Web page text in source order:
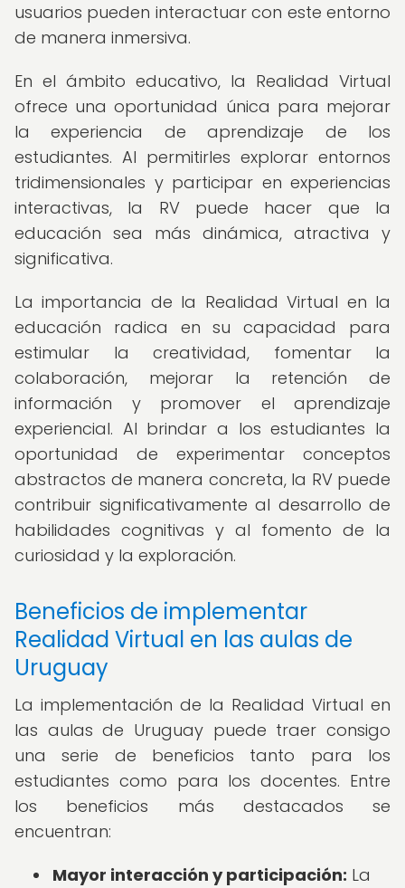
usuarios pueden interactuar con este entorno
de manera inmersiva.
En el ámbito educativo, la Realidad Virtual
ofrece una oportunidad única para mejorar
la experiencia de aprendizaje de los
estudiantes. Al permitirles explorar entornos
tridimensionales y participar en experiencias
interactivas, la RV puede hacer que la
educación sea más dinámica, atractiva y
significativa.
La importancia de la Realidad Virtual en la
educación radica en su capacidad para
estimular la creatividad, fomentar la
colaboración, mejorar la retención de
información y promover el aprendizaje
experiencial. Al brindar a los estudiantes la
oportunidad de experimentar conceptos
abstractos de manera concreta, la RV puede
contribuir significativamente al desarrollo de
habilidades cognitivas y al fomento de la
curiosidad y la exploración.
Beneficios de implementar
Realidad Virtual en las aulas de
Uruguay
La implementación de la Realidad Virtual en
las aulas de Uruguay puede traer consigo
una serie de beneficios tanto para los
estudiantes como para los docentes. Entre
los beneficios más destacados se
encuentran:
Mayor interacción y participación: La